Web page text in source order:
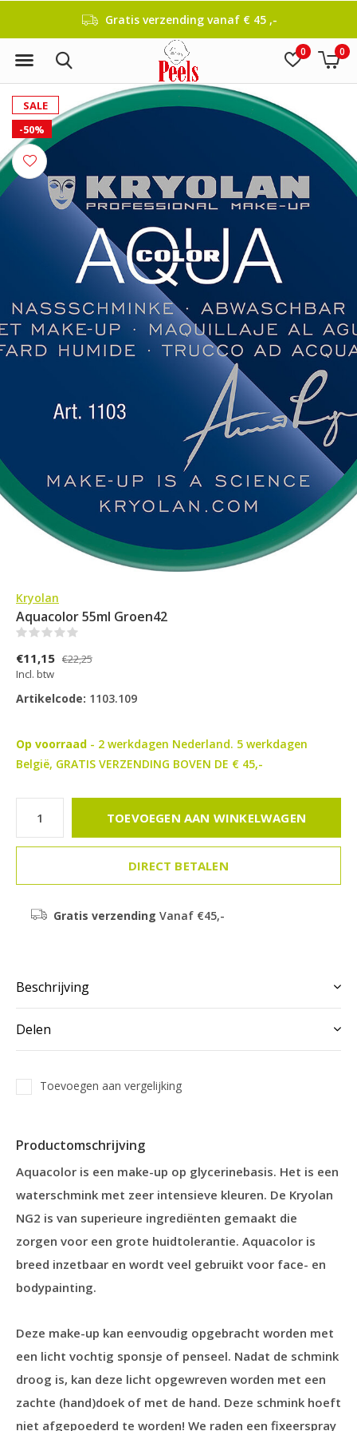
0 0
Gratis verzending vanaf € 45 ,-
SALE
-50%
Kryolan
Aquacolor 55ml Groen42
€11,15 €22,25
Incl. btw
Artikelcode: 1103.109
Op voorraad - 2 werkdagen Nederland. 5 werkdagen
België, GRATIS VERZENDING BOVEN DE € 45,-
TOEVOEGEN AAN WINKELWAGEN
DIRECT BETALEN
Gratis verzending Vanaf €45,-
Beschrijving
Delen
Toevoegen aan vergelijking
Productomschrijving
Aquacolor is een make-up op glycerinebasis. Het is een
waterschmink met zeer intensieve kleuren. De Kryolan
NG2 is van superieure ingrediënten gemaakt die
zorgen voor een grote huidtolerantie. Aquacolor is
breed inzetbaar en wordt veel gebruikt voor face- en
bodypainting.
Deze make-up kan eenvoudig opgebracht worden met
een licht vochtig sponsje of penseel. Nadat de schmink
droog is, kan deze licht opgewreven worden met een
zachte (hand)doek of met de hand. Deze schmink hoeft
niet afgepoederd te worden! We raden een fixeerspray